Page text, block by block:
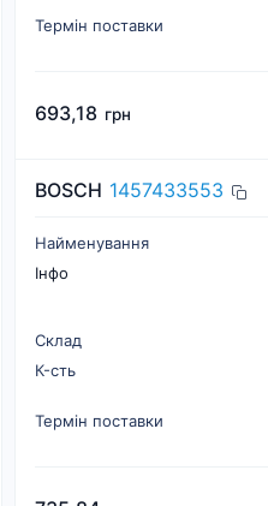
Термін поставки
693,18 грн
BOSCH 1457433553
Найменування
Інфо
Склад
К-cть
Термін поставки